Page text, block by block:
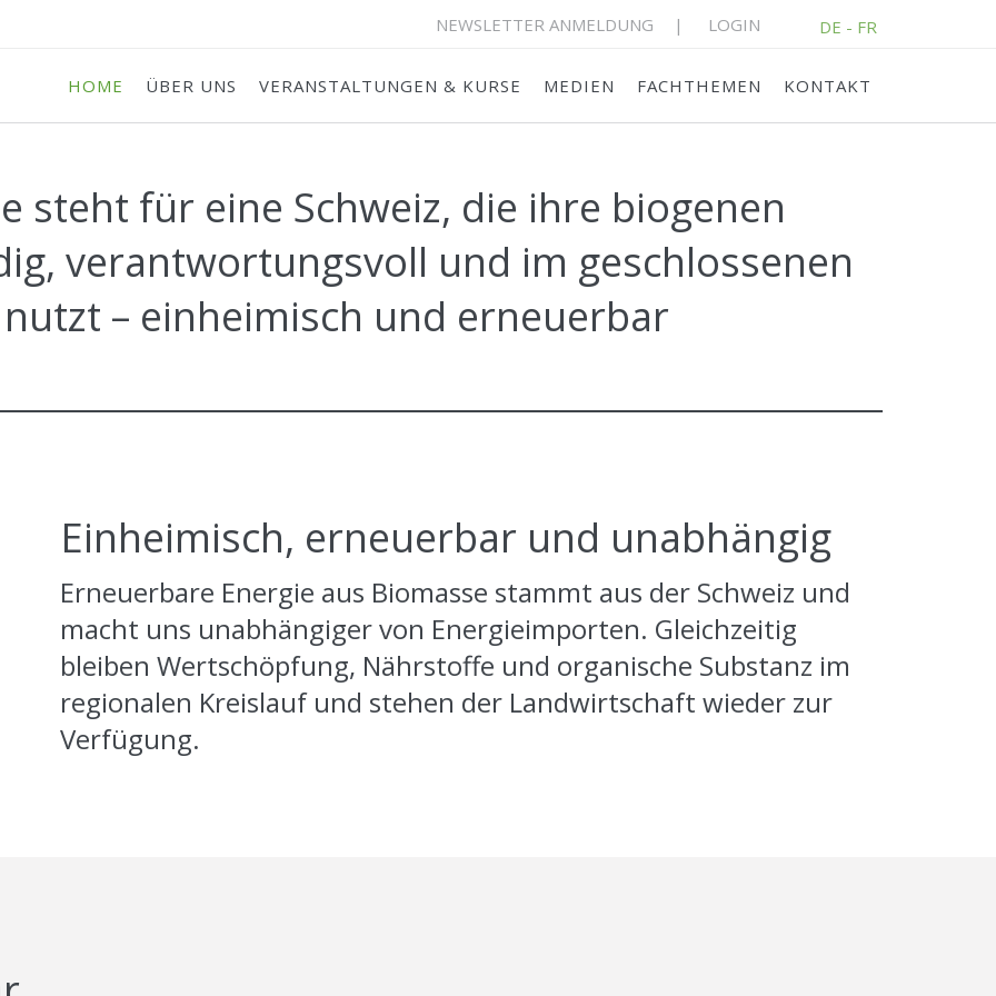
NEWSLETTER ANMELDUNG LOGIN DE - FR
HOME ÜBER UNS VERANSTALTUNGEN & KURSE MEDIEN FACHTHEMEN KONTAKT
steht für eine Schweiz, die ihre biogenen
verantwortungsvoll und im geschlossenen
– einheimisch und erneuerbar
​​​​​​​Einheimisch, erneuerbar und unabhängig
Erneuerbare Energie aus Biomasse stammt aus der Schweiz und
macht uns unabhängiger von Energieimporten. Gleichzeitig
bleiben Wertschöpfung, Nährstoffe und organische Substanz im
regionalen Kreislauf und stehen der Landwirtschaft wieder zur
Verfügung.